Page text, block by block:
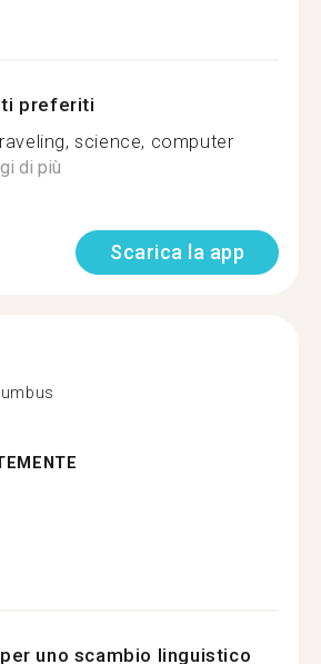
preferiti
science, computer
di più
Scarica la app
uno scambio linguistico